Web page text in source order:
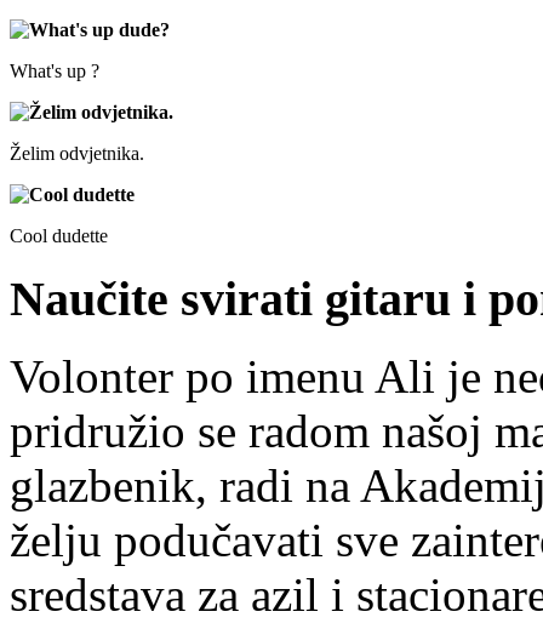
What's up ?
Želim odvjetnika.
Cool dudette
Naučite svirati gitaru i
Volonter po imenu Ali je
pridružio se radom našoj
glazbenik, radi na
želju podučavati sve
sredstava za azil i